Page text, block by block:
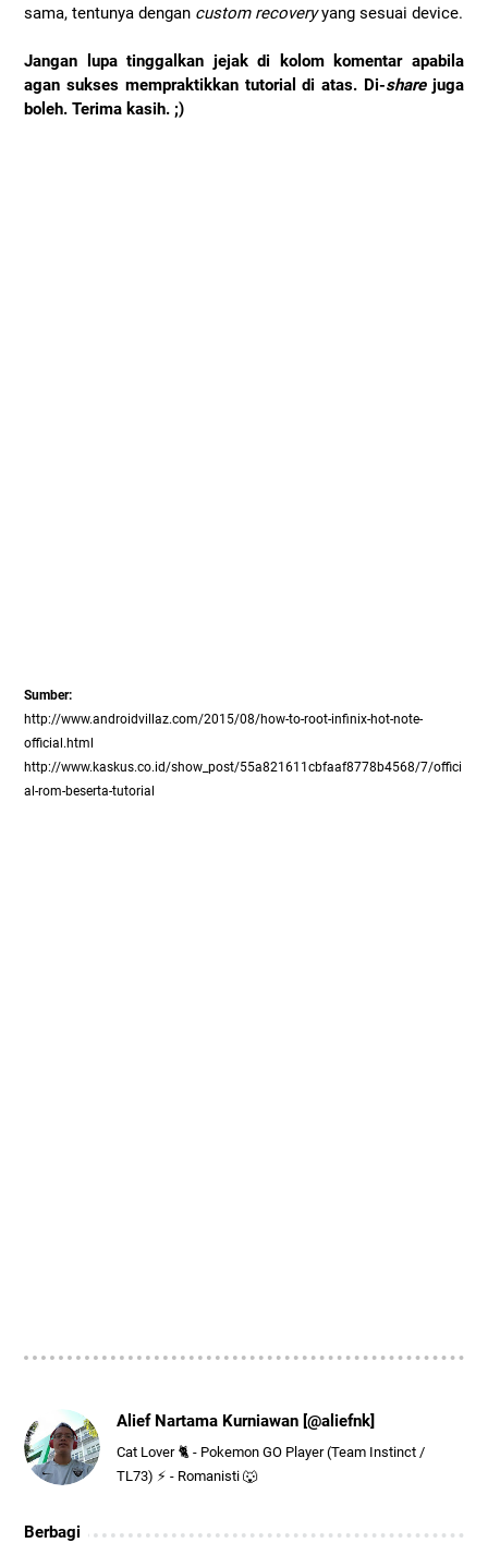
sama, tentunya dengan custom recoveryyang sesuai device.
Jangan lupa tinggalkan jejak di kolom komentar apabila
agan sukses mempraktikkan tutorial di atas. Di-sharejuga
boleh. Terima kasih. ;)
Sumber:
http://www.androidvillaz.com/2015/08/how-to-root-infinix-hot-note-
official.html
http://www.kaskus.co.id/show_post/55a821611cbfaaf8778b4568/7/offici
al-rom-beserta-tutorial
Alief Nartama Kurniawan [@aliefnk]
Cat Lover 🐈 - Pokemon GO Player (Team Instinct /
TL73) ⚡ - Romanisti 🐺
Berbagi